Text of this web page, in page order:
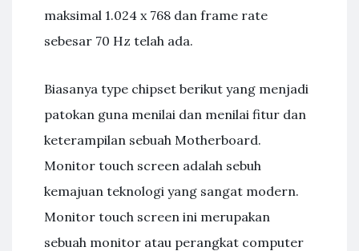
maksimal 1.024 x 768 dan frame rate
sebesar 70 Hz telah ada.
Biasanya type chipset berikut yang menjadi
patokan guna menilai dan menilai fitur dan
keterampilan sebuah Motherboard.
Monitor touch screen adalah sebuh
kemajuan teknologi yang sangat modern.
Monitor touch screen ini merupakan
sebuah monitor atau perangkat computer